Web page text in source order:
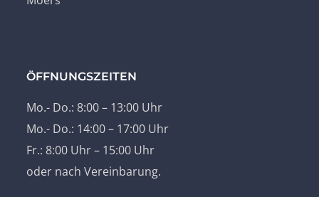
ÖFFNUNGSZEITEN
Mo.- Do.: 8:00 – 13:00 Uhr
Mo.- Do.: 14:00 – 17:00 Uhr
Fr.: 8:00 Uhr – 15:00 Uhr
oder nach Vereinbarung.